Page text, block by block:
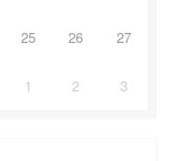
25 26 27
1 2 3